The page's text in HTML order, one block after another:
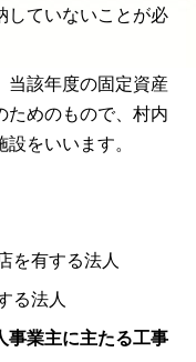
していないことが必
当該年度の固定資産
ためのもので、村内
をいいます。
を有する法人
る法人
業主に主たる工事